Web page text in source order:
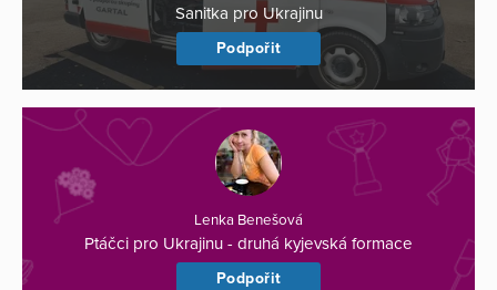
Sanitka pro Ukrajinu
Podpořit
Lenka Benešová
Ptáčci pro Ukrajinu - druhá kyjevská formace
Podpořit